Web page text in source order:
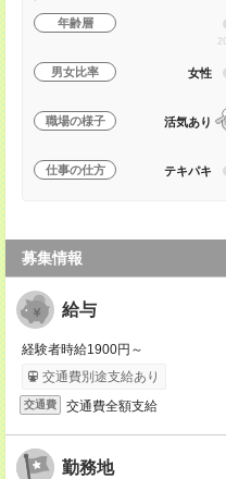
年齢層
男女比率 女性
職場の様子 活気あり
仕事の仕方 テキパキ
募集情報
給与
経験者時給1900円～
交通費別途支給あり
交通費 交通費全額支給
勤務地